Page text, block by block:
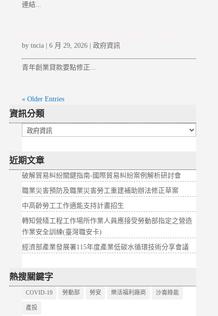
連結...
by tncia| 6 月 29, 2026| 政府資訊
青年創業貸款要點修正...
« Older Entries
資訊分類
資
類
近期文章
破解貿易糾紛關鍵指南-國際貿易糾紛案例解析研討會
職業災害預防及職業災害勞工重建補助辦法修正草案
中高齡勞工工作適能支持計畫招生
轉知營繕工程工作場所作業人員應接受勞動部指定之營造
作業安全訓練(臺灣職安卡)
經濟部產業發展署115年度產業低碳水循環技術分享會議
熱搜關鍵字
COVID-19 勞動部 勞安 樂活福利廠商 沙崙綠能
產投